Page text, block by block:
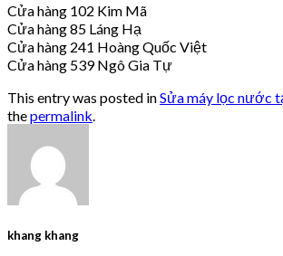
Cửa hàng 102 Kim Mã
Cửa hàng 85 Láng Hạ
Cửa hàng 241 Hoàng Quốc Việt
Cửa hàng 539 Ngô Gia Tự
This entry was posted inSửa máy lọc nước
thepermalink
khang khang